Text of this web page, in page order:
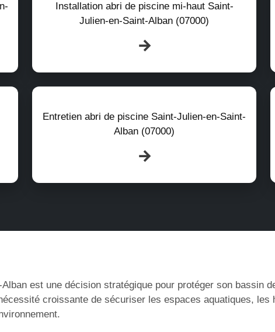
Installation abri de piscine mi-haut Saint-
Julien-en-Saint-Alban (07000)
Entretien abri de piscine Saint-Julien-en-Saint-
Alban (07000)
est une décision stratégique pour protéger son bassin
croissante de sécuriser les espaces aquatiques,